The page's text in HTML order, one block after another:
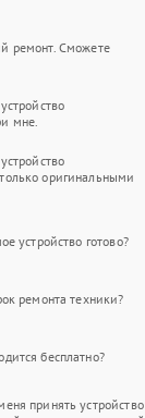
ремонт. Сможете
мне.
оригинальными
устройство готово?
ремонта техники?
бесплатно?
принять устройство